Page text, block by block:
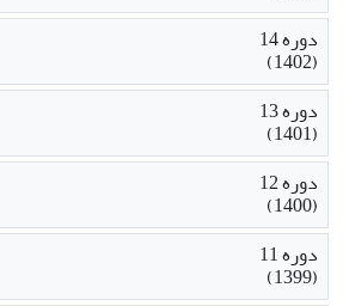
دوره 14
(1402)
دوره 13
(1401)
دوره 12
(1400)
دوره 11
(1399)